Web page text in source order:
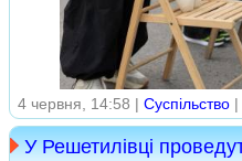
4 червня, 14:58 | Суспільство
У Решетилівці